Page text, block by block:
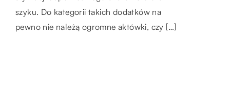
narzekają, że muszą przy tym zająć się
tysiącami spraw, niezależnie od tego, […]
szyku. Do kategorii takich dodatków na
pewno nie należą ogromne aktówki, czy […]
pomiędzy oddalonymi […]